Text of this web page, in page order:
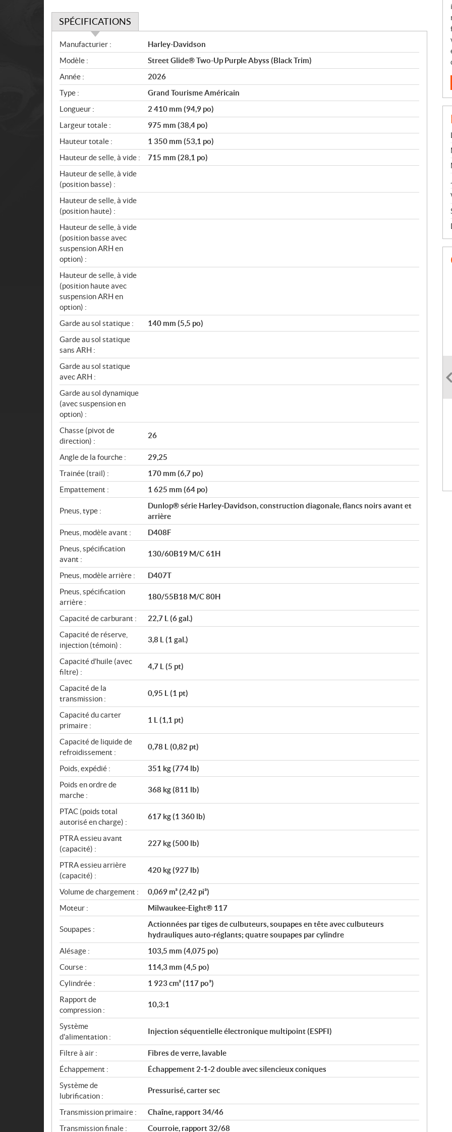
SPÉCIFICATIONS
S
p
é
c
i
f
i
c
a
t
i
o
n
s
Manufacturier :
Harley-Davidson
Modèle :
Street Glide® Two-Up Purple Abyss (Black Trim)
Année :
2026
Type :
Grand Tourisme Américain
Longueur :
2 410 mm (94,9 po)
Largeur totale :
975 mm (38,4 po)
Hauteur totale :
1 350 mm (53,1 po)
Hauteur de selle, à vide :
715 mm (28,1 po)
Hauteur de selle, à vide
(position basse) :
Hauteur de selle, à vide
(position haute) :
Hauteur de selle, à vide
(position basse avec
suspension ARH en
option) :
Hauteur de selle, à vide
(position haute avec
suspension ARH en
option) :
Garde au sol statique :
140 mm (5,5 po)
Garde au sol statique
sans ARH :
Garde au sol statique
avec ARH :
Garde au sol dynamique
(avec suspension en
option) :
Chasse (pivot de
direction) :
26
Angle de la fourche :
29,25
Trainée (trail) :
170 mm (6,7 po)
Empattement :
1 625 mm (64 po)
Pneus, type :
Dunlop® série Harley‑Davidson, construction diagonale, flancs noirs avant et
arrière
Pneus, modèle avant :
D408F
Pneus, spécification
avant :
130/60B19 M/C 61H
Pneus, modèle arrière :
D407T
Pneus, spécification
arrière :
180/55B18 M/C 80H
Capacité de carburant :
22,7 L (6 gal.)
Capacité de réserve,
injection (témoin) :
3,8 L (1 gal.)
Capacité d'huile (avec
filtre) :
4,7 L (5 pt)
Capacité de la
transmission :
0,95 L (1 pt)
Capacité du carter
primaire :
1 L (1,1 pt)
Capacité de liquide de
refroidissement :
0,78 L (0,82 pt)
Poids, expédié :
351 kg (774 lb)
Poids en ordre de
marche :
368 kg (811 lb)
PTAC (poids total
autorisé en charge) :
617 kg (1 360 lb)
PTRA essieu avant
(capacité) :
227 kg (500 lb)
PTRA essieu arrière
(capacité) :
420 kg (927 lb)
Volume de chargement :
0,069 m³ (2,42 pi³)
Moteur :
Milwaukee‑Eight® 117
Soupapes :
Actionnées par tiges de culbuteurs, soupapes en tête avec culbuteurs
hydrauliques auto‑réglants; quatre soupapes par cylindre
Alésage :
103,5 mm (4,075 po)
Course :
114,3 mm (4,5 po)
Cylindrée :
1 923 cm³ (117 po³)
Rapport de
compression :
10,3:1
Système
d'alimentation :
Injection séquentielle électronique multipoint (ESPFI)
Filtre à air :
Fibres de verre, lavable
Échappement :
Échappement 2‑1‑2 double avec silencieux coniques
Système de
lubrification :
Pressurisé, carter sec
Transmission primaire :
Chaîne, rapport 34/46
Transmission finale :
Courroie, rapport 32/68